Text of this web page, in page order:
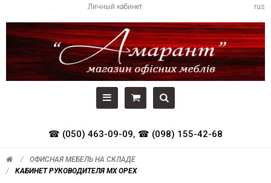
rus
Личный кабинет
☎ (050) 463-09-09, ☎ (098) 155-42-68
ОФИСНАЯ МЕБЕЛЬ НА СКЛАДЕ
КАБИНЕТ РУКОВОДИТЕЛЯ МХ ОРЕХ